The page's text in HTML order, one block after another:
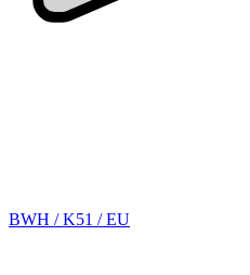
BWH / K51 / EU